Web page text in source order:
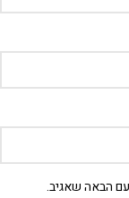
הבאה שאגיב.